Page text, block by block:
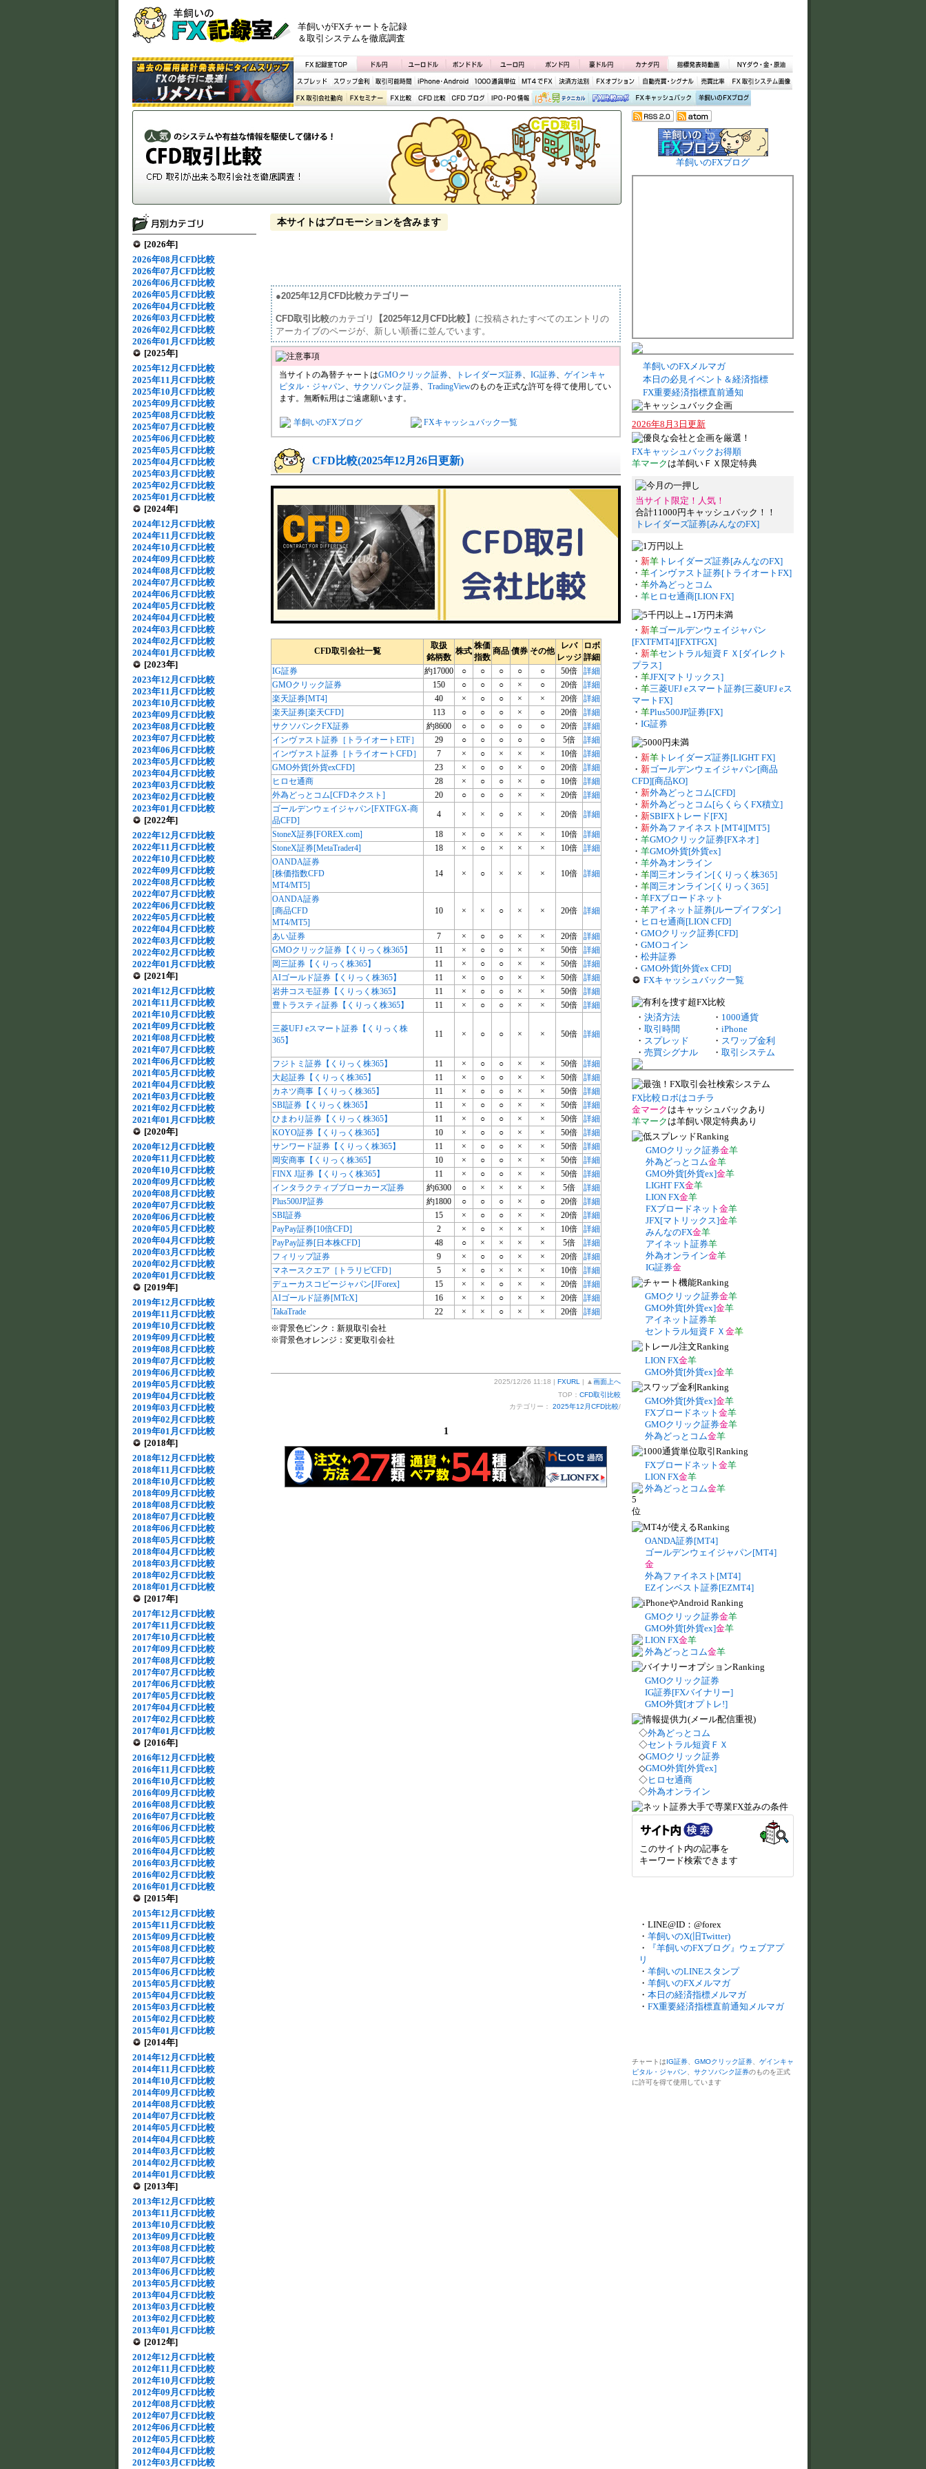
羊飼いがFXチャートを記録
＆取引システムを徹底調査
[2026年]
2026年08月CFD比較
2026年07月CFD比較
2026年06月CFD比較
2026年05月CFD比較
2026年04月CFD比較
2026年03月CFD比較
2026年02月CFD比較
2026年01月CFD比較
[2025年]
2025年12月CFD比較
2025年11月CFD比較
2025年10月CFD比較
2025年09月CFD比較
2025年08月CFD比較
2025年07月CFD比較
2025年06月CFD比較
2025年05月CFD比較
2025年04月CFD比較
2025年03月CFD比較
2025年02月CFD比較
2025年01月CFD比較
[2024年]
2024年12月CFD比較
2024年11月CFD比較
2024年10月CFD比較
2024年09月CFD比較
2024年08月CFD比較
2024年07月CFD比較
2024年06月CFD比較
2024年05月CFD比較
2024年04月CFD比較
2024年03月CFD比較
2024年02月CFD比較
2024年01月CFD比較
[2023年]
2023年12月CFD比較
2023年11月CFD比較
2023年10月CFD比較
2023年09月CFD比較
2023年08月CFD比較
2023年07月CFD比較
2023年06月CFD比較
2023年05月CFD比較
2023年04月CFD比較
2023年03月CFD比較
2023年02月CFD比較
2023年01月CFD比較
[2022年]
2022年12月CFD比較
2022年11月CFD比較
2022年10月CFD比較
2022年09月CFD比較
2022年08月CFD比較
2022年07月CFD比較
2022年06月CFD比較
2022年05月CFD比較
2022年04月CFD比較
2022年03月CFD比較
2022年02月CFD比較
2022年01月CFD比較
[2021年]
2021年12月CFD比較
2021年11月CFD比較
2021年10月CFD比較
2021年09月CFD比較
2021年08月CFD比較
2021年07月CFD比較
2021年06月CFD比較
2021年05月CFD比較
2021年04月CFD比較
2021年03月CFD比較
2021年02月CFD比較
2021年01月CFD比較
[2020年]
2020年12月CFD比較
2020年11月CFD比較
2020年10月CFD比較
2020年09月CFD比較
2020年08月CFD比較
2020年07月CFD比較
2020年06月CFD比較
2020年05月CFD比較
2020年04月CFD比較
2020年03月CFD比較
2020年02月CFD比較
2020年01月CFD比較
[2019年]
2019年12月CFD比較
2019年11月CFD比較
2019年10月CFD比較
2019年09月CFD比較
2019年08月CFD比較
2019年07月CFD比較
2019年06月CFD比較
2019年05月CFD比較
2019年04月CFD比較
2019年03月CFD比較
2019年02月CFD比較
2019年01月CFD比較
[2018年]
2018年12月CFD比較
2018年11月CFD比較
2018年10月CFD比較
2018年09月CFD比較
2018年08月CFD比較
2018年07月CFD比較
2018年06月CFD比較
2018年05月CFD比較
2018年04月CFD比較
2018年03月CFD比較
2018年02月CFD比較
2018年01月CFD比較
[2017年]
2017年12月CFD比較
2017年11月CFD比較
2017年10月CFD比較
2017年09月CFD比較
2017年08月CFD比較
2017年07月CFD比較
2017年06月CFD比較
2017年05月CFD比較
2017年04月CFD比較
2017年02月CFD比較
2017年01月CFD比較
[2016年]
2016年12月CFD比較
2016年11月CFD比較
2016年10月CFD比較
2016年09月CFD比較
2016年08月CFD比較
2016年07月CFD比較
2016年06月CFD比較
2016年05月CFD比較
2016年04月CFD比較
2016年03月CFD比較
2016年02月CFD比較
2016年01月CFD比較
[2015年]
2015年12月CFD比較
2015年11月CFD比較
2015年09月CFD比較
2015年08月CFD比較
2015年07月CFD比較
2015年06月CFD比較
2015年05月CFD比較
2015年04月CFD比較
2015年03月CFD比較
2015年02月CFD比較
2015年01月CFD比較
[2014年]
2014年12月CFD比較
2014年11月CFD比較
2014年10月CFD比較
2014年09月CFD比較
2014年08月CFD比較
2014年07月CFD比較
2014年05月CFD比較
2014年04月CFD比較
2014年03月CFD比較
2014年02月CFD比較
2014年01月CFD比較
[2013年]
2013年12月CFD比較
2013年11月CFD比較
2013年10月CFD比較
2013年09月CFD比較
2013年08月CFD比較
2013年07月CFD比較
2013年06月CFD比較
2013年05月CFD比較
2013年04月CFD比較
2013年03月CFD比較
2013年02月CFD比較
2013年01月CFD比較
[2012年]
2012年12月CFD比較
2012年11月CFD比較
2012年10月CFD比較
2012年09月CFD比較
2012年08月CFD比較
2012年07月CFD比較
2012年06月CFD比較
2012年05月CFD比較
2012年04月CFD比較
2012年03月CFD比較
本サイトはプロモーションを含みます
●2025年12月CFD比較カテゴリー
CFD取引比較のカテゴリ 【2025年12月CFD比較】 に投稿されたすべてのエントリの
アーカイブのページが、新しい順番に並んでいます。
当サイトの為替チャートはGMOクリック証券、 トレイダーズ証券、 IG証券、 ゲインキャ
ピタル・ジャパン、 サクソバンク証券、 TradingViewのものを正式な許可を得て使用してい
ます。無断転用はご遠慮願います。
羊飼いのFXブログ FXキャッシュバック一覧
CFD比較(2025年12月26日更新)
CFD取引会社一覧
取扱
銘柄数
株式
株価
指数
商品 債券 その他
レバ
レッジ
ロボ
詳細
IG証券
約17000 ○ ○ ○ ○ ○ 50倍
詳細
GMOクリック証券
150 ○ ○ ○ × ○ 20倍
詳細
楽天証券[MT4]
40 × ○ ○ × × 20倍
詳細
楽天証券[楽天CFD]
113 ○ ○ ○ × ○ 20倍
詳細
サクソバンクFX証券
約8600 ○ ○ ○ ○ ○ 20倍
詳細
インヴァスト証券［トライオートETF］
29 ○ ○ ○ ○ ○ 5倍
詳細
インヴァスト証券［トライオートCFD］
7 × ○ × × × 10倍
詳細
GMO外貨[外貨exCFD]
23 × ○ ○ × ○ 20倍
詳細
ヒロセ通商
28 × ○ ○ × ○ 10倍
詳細
外為どっとコム[CFDネクスト]
20 ○ ○ ○ × × 20倍
詳細
ゴールデンウェイジャパン[FXTFGX-商
品CFD]
4 × × ○ × × 20倍 詳細
StoneX証券[FOREX.com] 18 × ○ × × × 10倍
詳細
StoneX証券[MetaTrader4]
18 × ○ × × × 10倍
詳細
OANDA証券
[株価指数CFD
MT4/MT5]
14 × ○ × × × 10倍 詳細
OANDA証券
[商品CFD
MT4/MT5]
10 × × ○ × × 20倍 詳細
あい証券 7 × ○ ○ × × 20倍
詳細
GMOクリック証券【くりっく株365】
11 × ○ ○ × × 50倍
詳細
岡三証券【くりっく株365】
11 × ○ ○ × × 50倍
詳細
AIゴールド証券【くりっく株365】
11 × ○ ○ × × 50倍
詳細
岩井コスモ証券【くりっく株365】
11 × ○ ○ × × 50倍
詳細
豊トラスティ証券【くりっく株365】
11 × ○ ○ × × 50倍 詳細
三菱UFJ eスマート証券【くりっく株
365】
11 × ○ ○ × × 50倍 詳細
フジトミ証券【くりっく株365】 11 × ○ ○ × × 50倍
詳細
大起証券【くりっく株365】
11 × ○ ○ × × 50倍
詳細
カネツ商事【くりっく株365】
11 × ○ ○ × × 50倍
詳細
SBI証券【くりっく株365】
11 × ○ ○ × × 50倍
詳細
ひまわり証券【くりっく株365】
11 × ○ ○ × × 50倍
詳細
KOYO証券【くりっく株365】
10 × ○ ○ × × 50倍
詳細
サンワード証券【くりっく株365】
11 × ○ ○ × × 50倍
詳細
岡安商事【くりっく株365】
10 × ○ ○ × × 50倍
詳細
FINX J証券【くりっく株365】
11 × ○ ○ × × 50倍
詳細
インタラクティブブローカーズ証券
約6300 ○ × × × × 5倍
詳細
Plus500JP証券
約1800 ○ ○ ○ × ○ 20倍
詳細
SBI証券
15 × ○ ○ × × 20倍
詳細
PayPay証券[10倍CFD]
2 × ○ × × × 10倍
詳細
PayPay証券[日本株CFD]
48 ○ × × × × 5倍
詳細
フィリップ証券
9 × ○ ○ × × 20倍
詳細
マネースクエア［トラリピCFD］
5 × ○ × × × 10倍
詳細
デューカスコピージャパン[JForex]
15 × × ○ × × 20倍
詳細
AIゴールド証券[MTcX]
16 × × ○ × × 20倍
詳細
TakaTrade
22 × × ○ × × 20倍
詳細
※背景色ピンク：新規取引会社
※背景色オレンジ：変更取引会社
2025/12/26 11:18 | FXURL | ▲ 画面上へ
TOP： CFD取引比較
カテゴリー： 2025年12月CFD比較/
1
羊飼いのFXブログ
羊飼いのFXメルマガ
本日の必見イベント＆経済指標
FX重要経済指標直前通知
2026年8月3日更新
FXキャッシュバックお得順
羊マーク は羊飼いＦＸ限定特典
当サイト限定！人気！
合計11000円キャッシュバック！！
トレイダーズ証券[みんなのFX]
・ 新羊 トレイダーズ証券[みんなのFX]
・ 羊インヴァスト証券[トライオートFX]
・ 羊外為どっとコム
・ 羊ヒロセ通商[LION FX]
・ 新羊ゴールデンウェイジャパン
[FXTFMT4][FXTFGX]
・ 新羊セントラル短資ＦＸ[ダイレクト
プラス]
・ 羊JFX[マトリックス]
・ 羊三菱UFJ eスマート証券[三菱UFJ eス
マートFX]
・ 羊Plus500JP証券[FX]
・ IG証券
・ 新羊 トレイダーズ証券[LIGHT FX]
・ 新ゴールデンウェイジャパン[商品
CFD][商品KO]
・ 新外為どっとコム[CFD]
・ 新外為どっとコム[らくらくFX積立]
・ 新SBIFXトレード[FX]
・ 新外為ファイネスト[MT4][MT5]
・ 羊GMOクリック証券[FXネオ]
・ 羊GMO外貨[外貨ex]
・ 羊外為オンライン
・ 羊岡三オンライン[くりっく株365]
・ 羊岡三オンライン[くりっく365]
・ 羊FXブロードネット
・ 羊アイネット証券[ループイフダン]
・ ヒロセ通商[LION CFD]
・ GMOクリック証券[CFD]
・ GMOコイン
・ 松井証券
・ GMO外貨[外貨ex CFD]
FXキャッシュバック一覧
・ 決済方法 ・ 1000通貨
・ 取引時間 ・ iPhone
・ スプレッド ・ スワップ金利
・ 売買シグナル ・ 取引システム
FX比較ロボはコチラ
金マーク はキャッシュバックあり
羊マーク は羊飼い限定特典あり
GMOクリック証券金羊
外為どっとコム金羊
GMO外貨[外貨ex]金羊
LIGHT FX金羊
LION FX金羊
FXブロードネット 金羊
JFX[マトリックス]金羊
みんなのFX金羊
アイネット証券羊
外為オンライン金羊
IG証券金
GMOクリック証券金羊
GMO外貨[外貨ex]金羊
アイネット証券羊
セントラル短資ＦＸ 金羊
LION FX金羊
GMO外貨[外貨ex]金羊
GMO外貨[外貨ex]金羊
FXブロードネット 金羊
GMOクリック証券金羊
外為どっとコム金羊
FXブロードネット 金羊
LION FX金羊
外為どっとコム金羊
OANDA証券[MT4]
ゴールデンウェイジャパン[MT4]
金
外為ファイネスト[MT4]
EZインベスト証券[EZMT4]
GMOクリック証券金羊
GMO外貨[外貨ex]金羊
LION FX金羊
外為どっとコム金羊
GMOクリック証券
IG証券[FXバイナリー]
GMO外貨[オプトレ!]
◇外為どっとコム
◇セントラル短資ＦＸ
◇GMOクリック証券
◇GMO外貨[外貨ex]
◇ヒロセ通商
◇外為オンライン
このサイト内の記事を
キーワード検索できます
・LINE@ID：@forex
・ 羊飼いのX(旧Twitter)
・
『羊飼いのFXブログ』ウェブアプ
リ
・ 羊飼いのLINEスタンプ
・ 羊飼いのFXメルマガ
・ 本日の経済指標メルマガ
・ FX重要経済指標直前通知メルマガ
チャートはIG証券 GMOクリック証券
ゲインキャ
ピタル・ジャパン
サクソバンク証券のものを正式
に許可を得て使用しています